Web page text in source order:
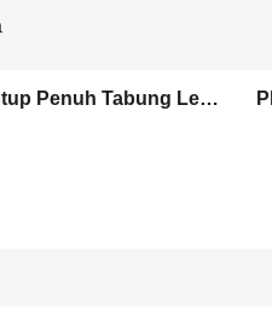
Mesin Penutup Penuh Tabung Lembut Otomatis